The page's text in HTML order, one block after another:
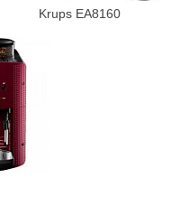
Krups EA8160